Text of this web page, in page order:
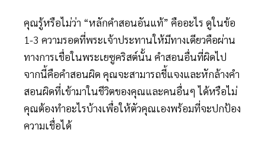
คุณรู้หรือไม่ว่า “หลักคำสอนอันแท้” คืออะไร ดูในข้อ
1-3 ความรอดที่พระเจ้าประทานให้มีทางเดียวคือผ่าน
ทางการเชื่อในพระเยซูคริสต์นั้น คำสอนอื่นที่ผิดไป
จากนี้คือคำสอนผิด คุณจะสามารถชี้แจงและหักล้างคำ
สอนผิดที่เข้ามาในชีวิตของคุณและคนอื่นๆ ได้หรือไม่
คุณต้องทำอะไรบ้างเพื่อให้ตัวคุณเองพร้อมที่จะปกป้อง
ความเชื่อได้